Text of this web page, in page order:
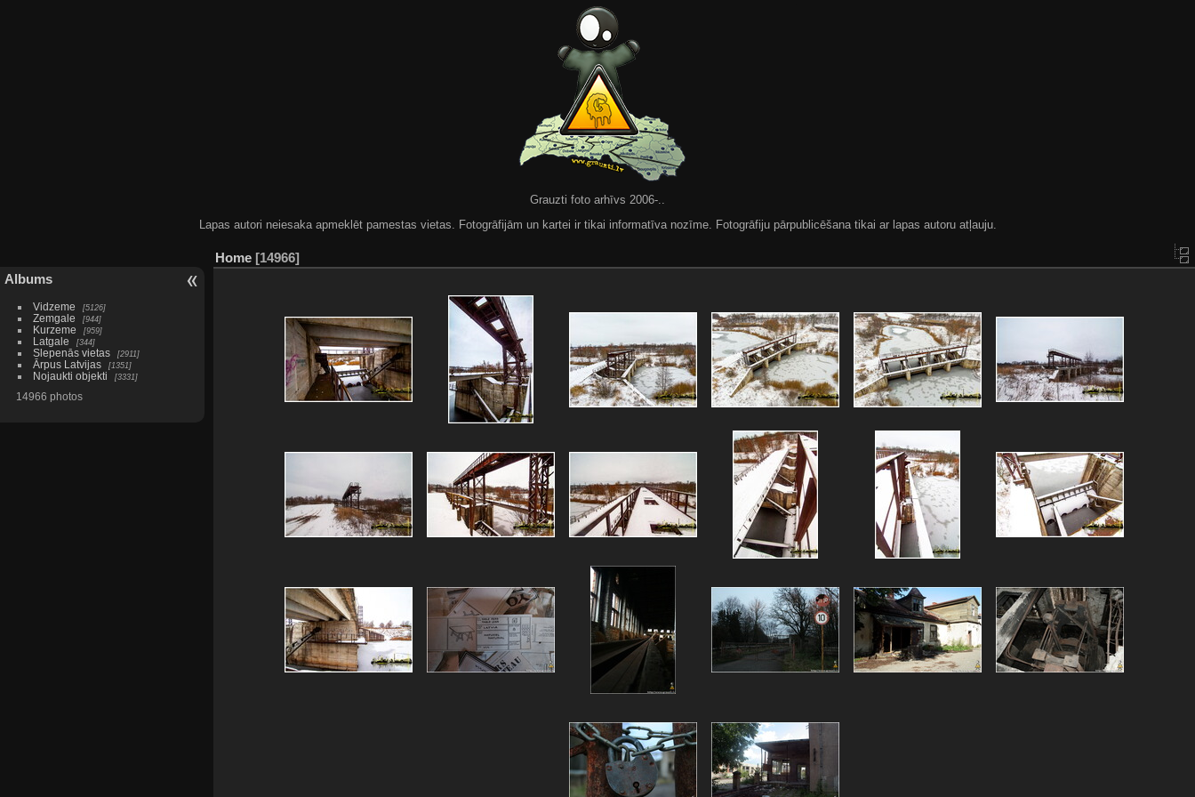
Grauzti foto arhīvs 2006-..
Lapas autori neiesaka apmeklēt pamestas vietas. Fotogrāfijām un kartei ir tikai informatīva nozīme. Fotogrāfiju pārpublicēšana tikai ar lapas autoru atļauju.
Albums
Vidzeme 5126
Zemgale 944
Kurzeme 959
Latgale 344
Slepenās vietas 2911
Ārpus Latvijas 1351
Nojaukti objekti 3331
14966 photos
Home 14966